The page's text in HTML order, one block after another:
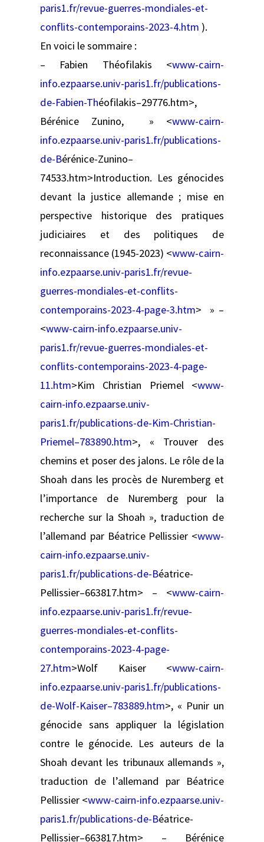
paris1.fr/revue-guerres-mondiales-et-
conflits-contemporains-2023-4.htm ).
En voici le sommaire :
– Fabien Théofilakis <www-cairn-
info.ezpaarse.univ-paris1.fr/publications-
de-Fabien-Théofilakis–29776.htm>,
Bérénice Zunino, » <www-cairn-
info.ezpaarse.univ-paris1.fr/publications-
de-Bérénice-Zunino–
74533.htm>Introduction. Les génocides
devant la justice allemande ; mise en
perspective historique des pratiques
judiciaires et des politiques de
reconnaissance (1945-2023) <www-cairn-
info.ezpaarse.univ-paris1.fr/revue-
guerres-mondiales-et-conflits-
contemporains-2023-4-page-3.htm> » –
<www-cairn-info.ezpaarse.univ-
paris1.fr/revue-guerres-mondiales-et-
conflits-contemporains-2023-4-page-
11.htm>Kim Christian Priemel <www-
cairn-info.ezpaarse.univ-
paris1.fr/publications-de-Kim-Christian-
Priemel–783890.htm>, « Trouver des
chemins et poser des jalons. Le rôle de la
Shoah dans les procès de Nuremberg et
l’importance de Nuremberg pour la
recherche sur la Shoah », traduction de
l’allemand par Béatrice Pellissier <www-
cairn-info.ezpaarse.univ-
paris1.fr/publications-de-Béatrice-
Pellissier–663817.htm> – <www-cairn-
info.ezpaarse.univ-paris1.fr/revue-
guerres-mondiales-et-conflits-
contemporains-2023-4-page-
27.htm>Wolf Kaiser <www-cairn-
info.ezpaarse.univ-paris1.fr/publications-
de-Wolf-Kaiser–783889.htm>, « Punir un
génocide sans appliquer la législation
contre le génocide. Les auteurs de la
Shoah devant les tribunaux allemands »,
traduction de l’allemand par Béatrice
Pellissier <www-cairn-info.ezpaarse.univ-
paris1.fr/publications-de-Béatrice-
Pellissier–663817.htm> – Bérénice